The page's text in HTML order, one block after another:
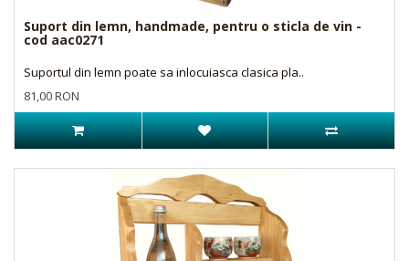
Suport din lemn, handmade, pentru o sticla de vin -
cod aac0271
Suportul din lemn poate sa inlocuiasca clasica pla..
81,00 RON